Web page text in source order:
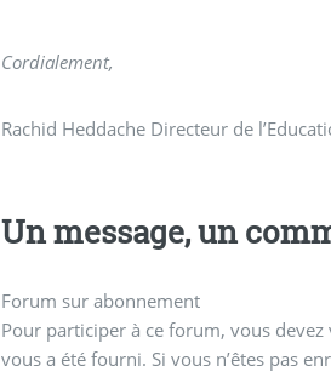
Cordialement,
Rachid Heddache Directeur de
Un message, un
Forum sur abonnement
Pour participer à ce forum, vous
vous a été fourni. Si vous n’êtes pas